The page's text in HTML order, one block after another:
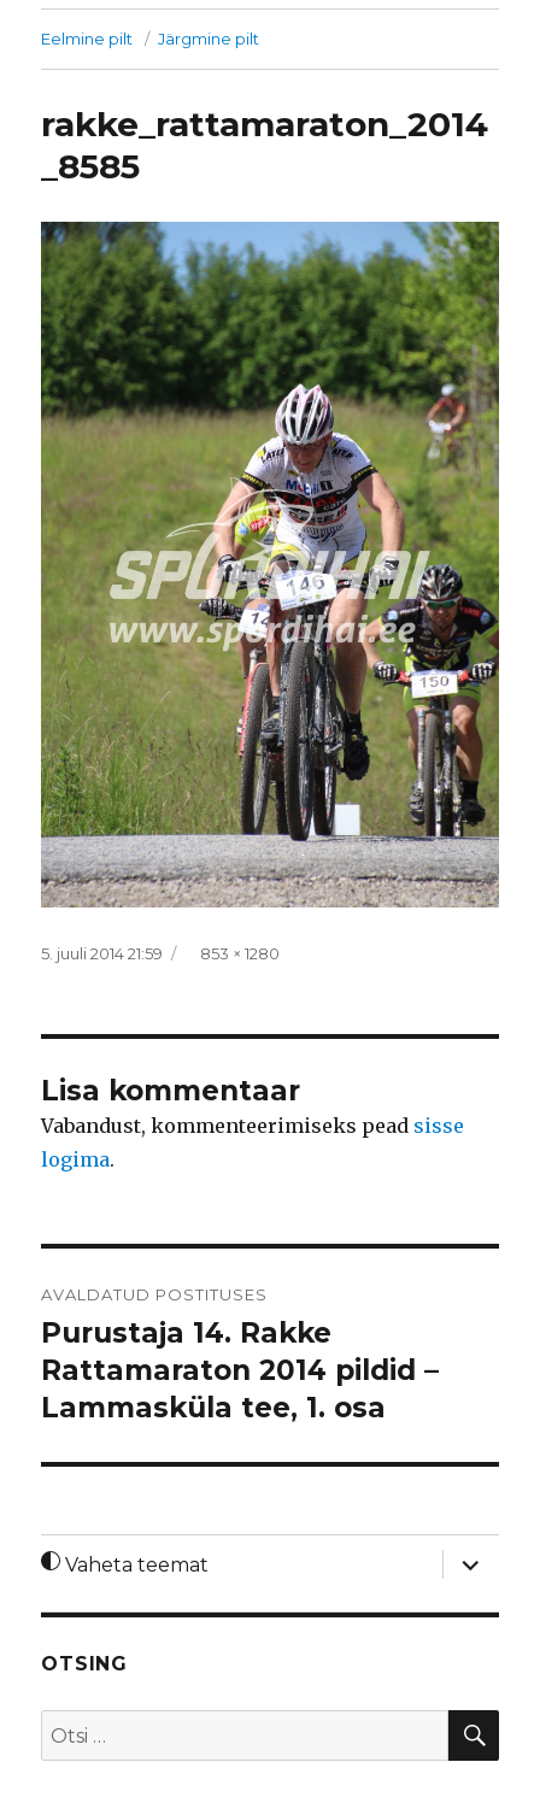
Eelmine pilt Järgmine pilt
rakke_rattamaraton_2014
_8585
Postitatud
5. juuli 2014 21:59 Täissuurus
853 × 1280
Lisa kommentaar
Vabandust, kommenteerimiseks pead sisse
logima.
AVALDATUD POSTITUSES
Purustaja 14. Rakke
Rattamaraton 2014 pildid –
Lammasküla tee, 1. osa
Vaheta teemat
laienda
OTSING
Otsi: